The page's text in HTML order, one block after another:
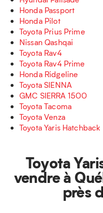
Honda Passport
Honda Pilot
Toyota Prius Prime
Nissan Qashqai
Toyota Rav4
Toyota Rav4 Prime
Honda Ridgeline
Toyota SIENNA
GMC SIERRA 1500
Toyota Tacoma
Toyota Venza
Toyota Yaris Hatchback
Toyota
vendre à
près